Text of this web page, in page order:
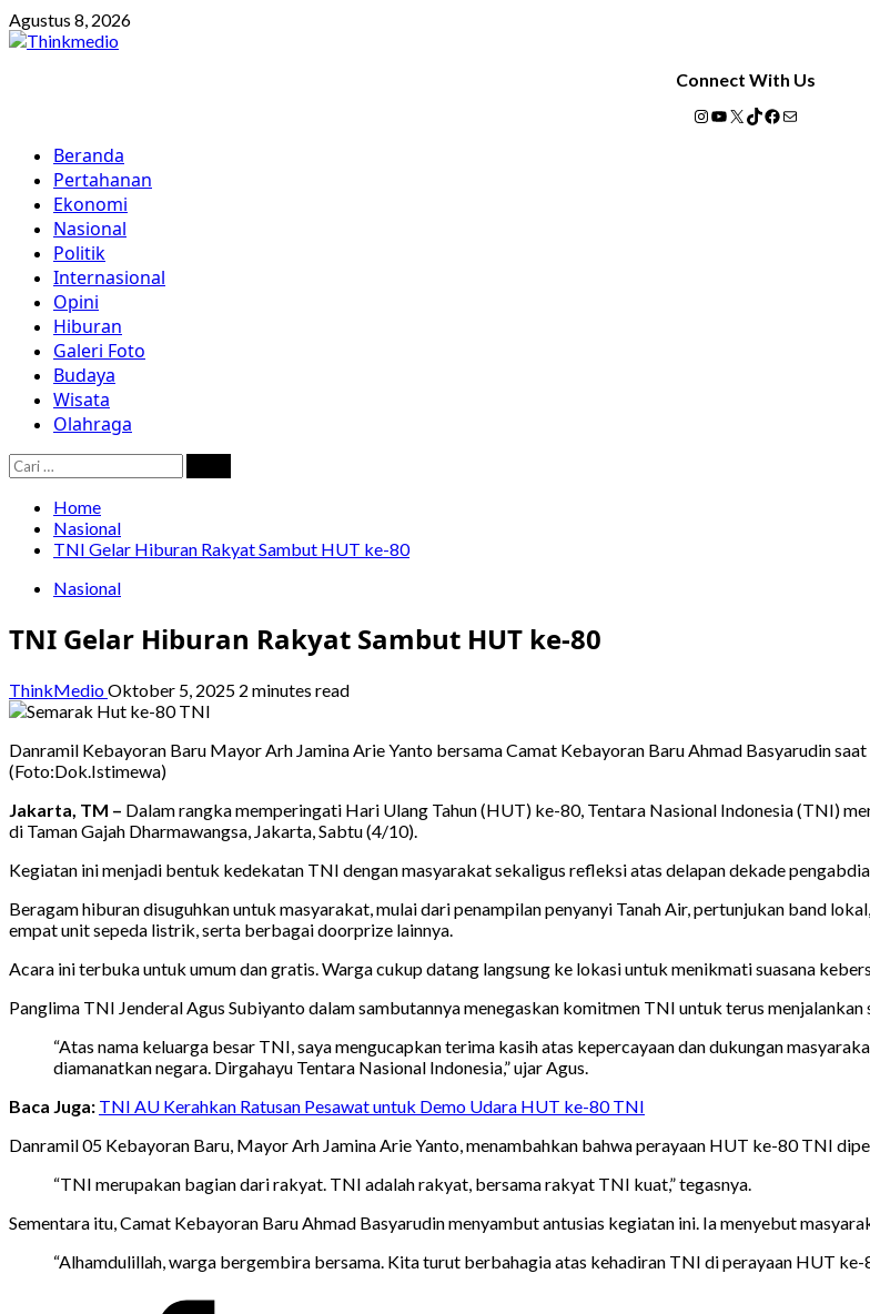
Skip
to
Agustus 8, 2026
Connect With Us
Instagram
YouTube
X TikTok
Facebook
Mail
Primary
Menu
Beranda
Pertahanan
Ekonomi
Nasional
Politik
Internasional
Opini
Hiburan
Galeri Foto
Budaya
Wisata
Olahraga
Cari
untuk:
Home
Nasional
TNI Gelar Hiburan Rakyat Sambut HUT ke-80
Nasional
TNI Gelar Hiburan Rakyat Sambut HUT ke-80
ThinkMedioOktober 5, 2025 2 minutes read
Danramil Kebayoran Baru Mayor Arh Jamina Arie Yanto bersama Camat Kebayoran Baru Ahmad Basyarudin
(Foto:Dok.Istimewa)
Jakarta, TM – Dalam rangka memperingati Hari Ulang Tahun (HUT) ke-80, Tentara Nasional Indonesia (TNI)
di Taman Gajah Dharmawangsa, Jakarta, Sabtu (4/10).
Kegiatan ini menjadi bentuk kedekatan TNI dengan masyarakat sekaligus refleksi atas delapan dekade
Beragam hiburan disuguhkan untuk masyarakat, mulai dari penampilan penyanyi Tanah Air, pertunjukan band
empat unit sepeda listrik, serta berbagai doorprize lainnya.
Acara ini terbuka untuk umum dan gratis. Warga cukup datang langsung ke lokasi untuk menikmati suasana
Panglima TNI Jenderal Agus Subiyanto dalam sambutannya menegaskan komitmen TNI untuk terus
“Atas nama keluarga besar TNI, saya mengucapkan terima kasih atas kepercayaan dan dukungan
diamanatkan negara. Dirgahayu Tentara Nasional Indonesia,” ujar Agus.
Baca Juga: TNI AU Kerahkan Ratusan Pesawat untuk Demo Udara HUT ke-80 TNI
Danramil 05 Kebayoran Baru, Mayor Arh Jamina Arie Yanto, menambahkan bahwa perayaan HUT ke-80 TNI
“TNI merupakan bagian dari rakyat. TNI adalah rakyat, bersama rakyat TNI kuat,” tegasnya.
Sementara itu, Camat Kebayoran Baru Ahmad Basyarudin menyambut antusias kegiatan ini. Ia menyebut
“Alhamdulillah, warga bergembira bersama. Kita turut berbahagia atas kehadiran TNI di perayaan HUT ke-